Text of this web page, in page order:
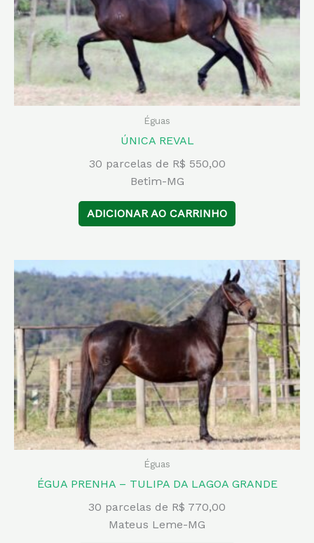
Éguas
ÚNICA REVAL
30 parcelas de R$ 550,00
Betim-MG
ADICIONAR AO CARRINHO
Éguas
ÉGUA PRENHA – TULIPA DA LAGOA GRANDE
30 parcelas de R$ 770,00
Mateus Leme-MG